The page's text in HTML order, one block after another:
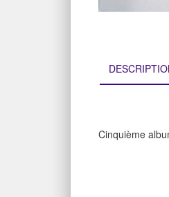
Cinquième